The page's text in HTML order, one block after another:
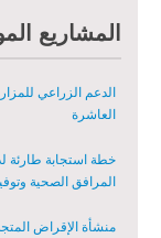
المشاريع
الثانية
العاشرة
خطة استجابة طارئة
المرافق الصحية
منشأة الإقراض